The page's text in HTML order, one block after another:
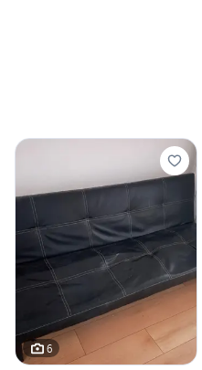
6